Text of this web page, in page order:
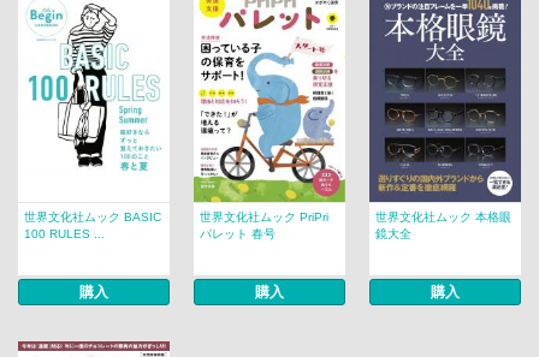
世界文化社ムック BASIC
100 RULES ...
購入
世界文化社ムック PriPri
パレット 春号
購入
世界文化社ムック 本格眼
鏡大全
購入